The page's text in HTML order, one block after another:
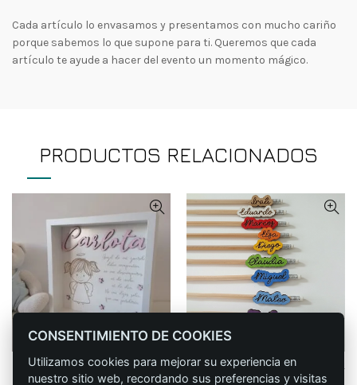
Cada artículo lo envasamos y presentamos con mucho cariño
porque sabemos lo que supone para ti. Queremos que cada
artículo te ayude a hacer del evento un momento mágico.
PRODUCTOS RELACIONADOS
CONFIGURAR
Cuadro ángel de la guarda
CONFIGURAR
Lápiz personalizado offset
CONSENTIMIENTO DE COOKIES
Utilizamos cookies para mejorar su experiencia en
nuestro sitio web, recordando sus preferencias y visitas